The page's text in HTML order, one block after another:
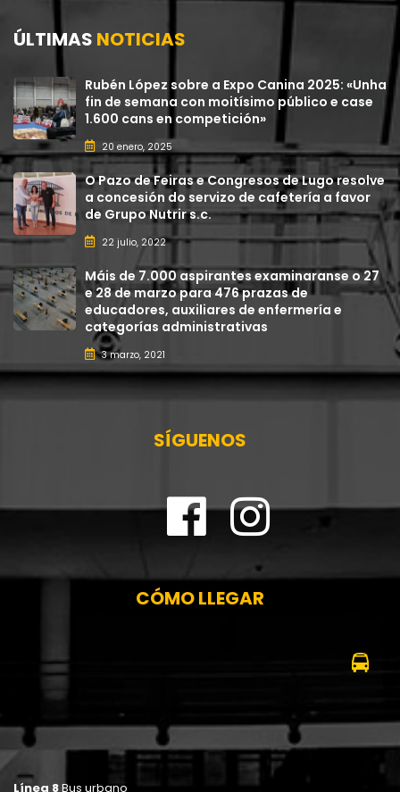
ÚLTIMAS NOTICIAS
Rubén López sobre a Expo Canina 2025: «Unha
fin de semana con moitísimo público e case
1.600 cans en competición»
20 enero, 2025
O Pazo de Feiras e Congresos de Lugo resolve
a concesión do servizo de cafetería a favor
de Grupo Nutrir s.c.
22 julio, 2022
Máis de 7.000 aspirantes examinaranse o 27
e 28 de marzo para 476 prazas de
educadores, auxiliares de enfermería e
categorías administrativas
3 marzo, 2021
SÍGUENOS
CÓMO LLEGAR
Línea 8Bus urbano